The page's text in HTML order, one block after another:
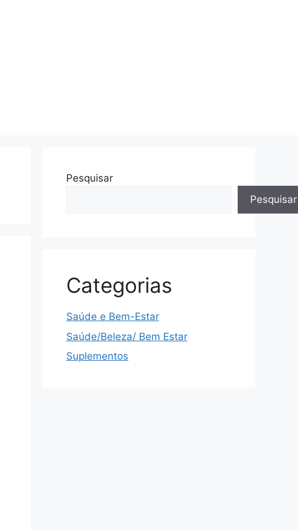
Pesquisar
Pesquisar
Categorias
Saúde e Bem-Estar
Saúde/Beleza/ Bem Estar
Suplementos